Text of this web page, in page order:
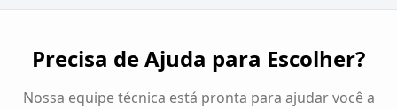
Precisa de Ajuda para Escolher?
Nossa equipe técnica está pronta para ajudar você a